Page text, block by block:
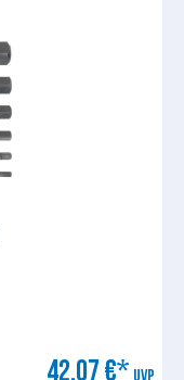
42,07 €* UVP